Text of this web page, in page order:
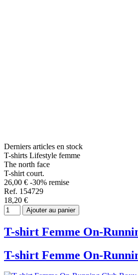
Derniers articles en stock
T-shirts Lifestyle femme
The north face
T-shirt court.
26,00 € -30% remise
Ref. 154729
18,20 €
Ajouter au panier
T-shirt Femme On-
T-shirt Femme On-